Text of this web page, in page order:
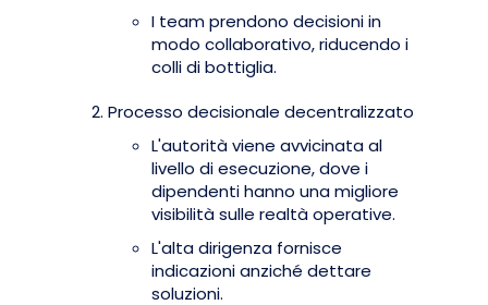
I team prendono decisioni in
modo collaborativo, riducendo i
colli di bottiglia.
Processo decisionale decentralizzato
L'autorità viene avvicinata al
livello di esecuzione, dove i
dipendenti hanno una migliore
visibilità sulle realtà operative.
L'alta dirigenza fornisce
indicazioni anziché dettare
soluzioni.